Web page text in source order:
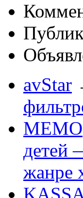
avStar
MEMO
детей
жанре